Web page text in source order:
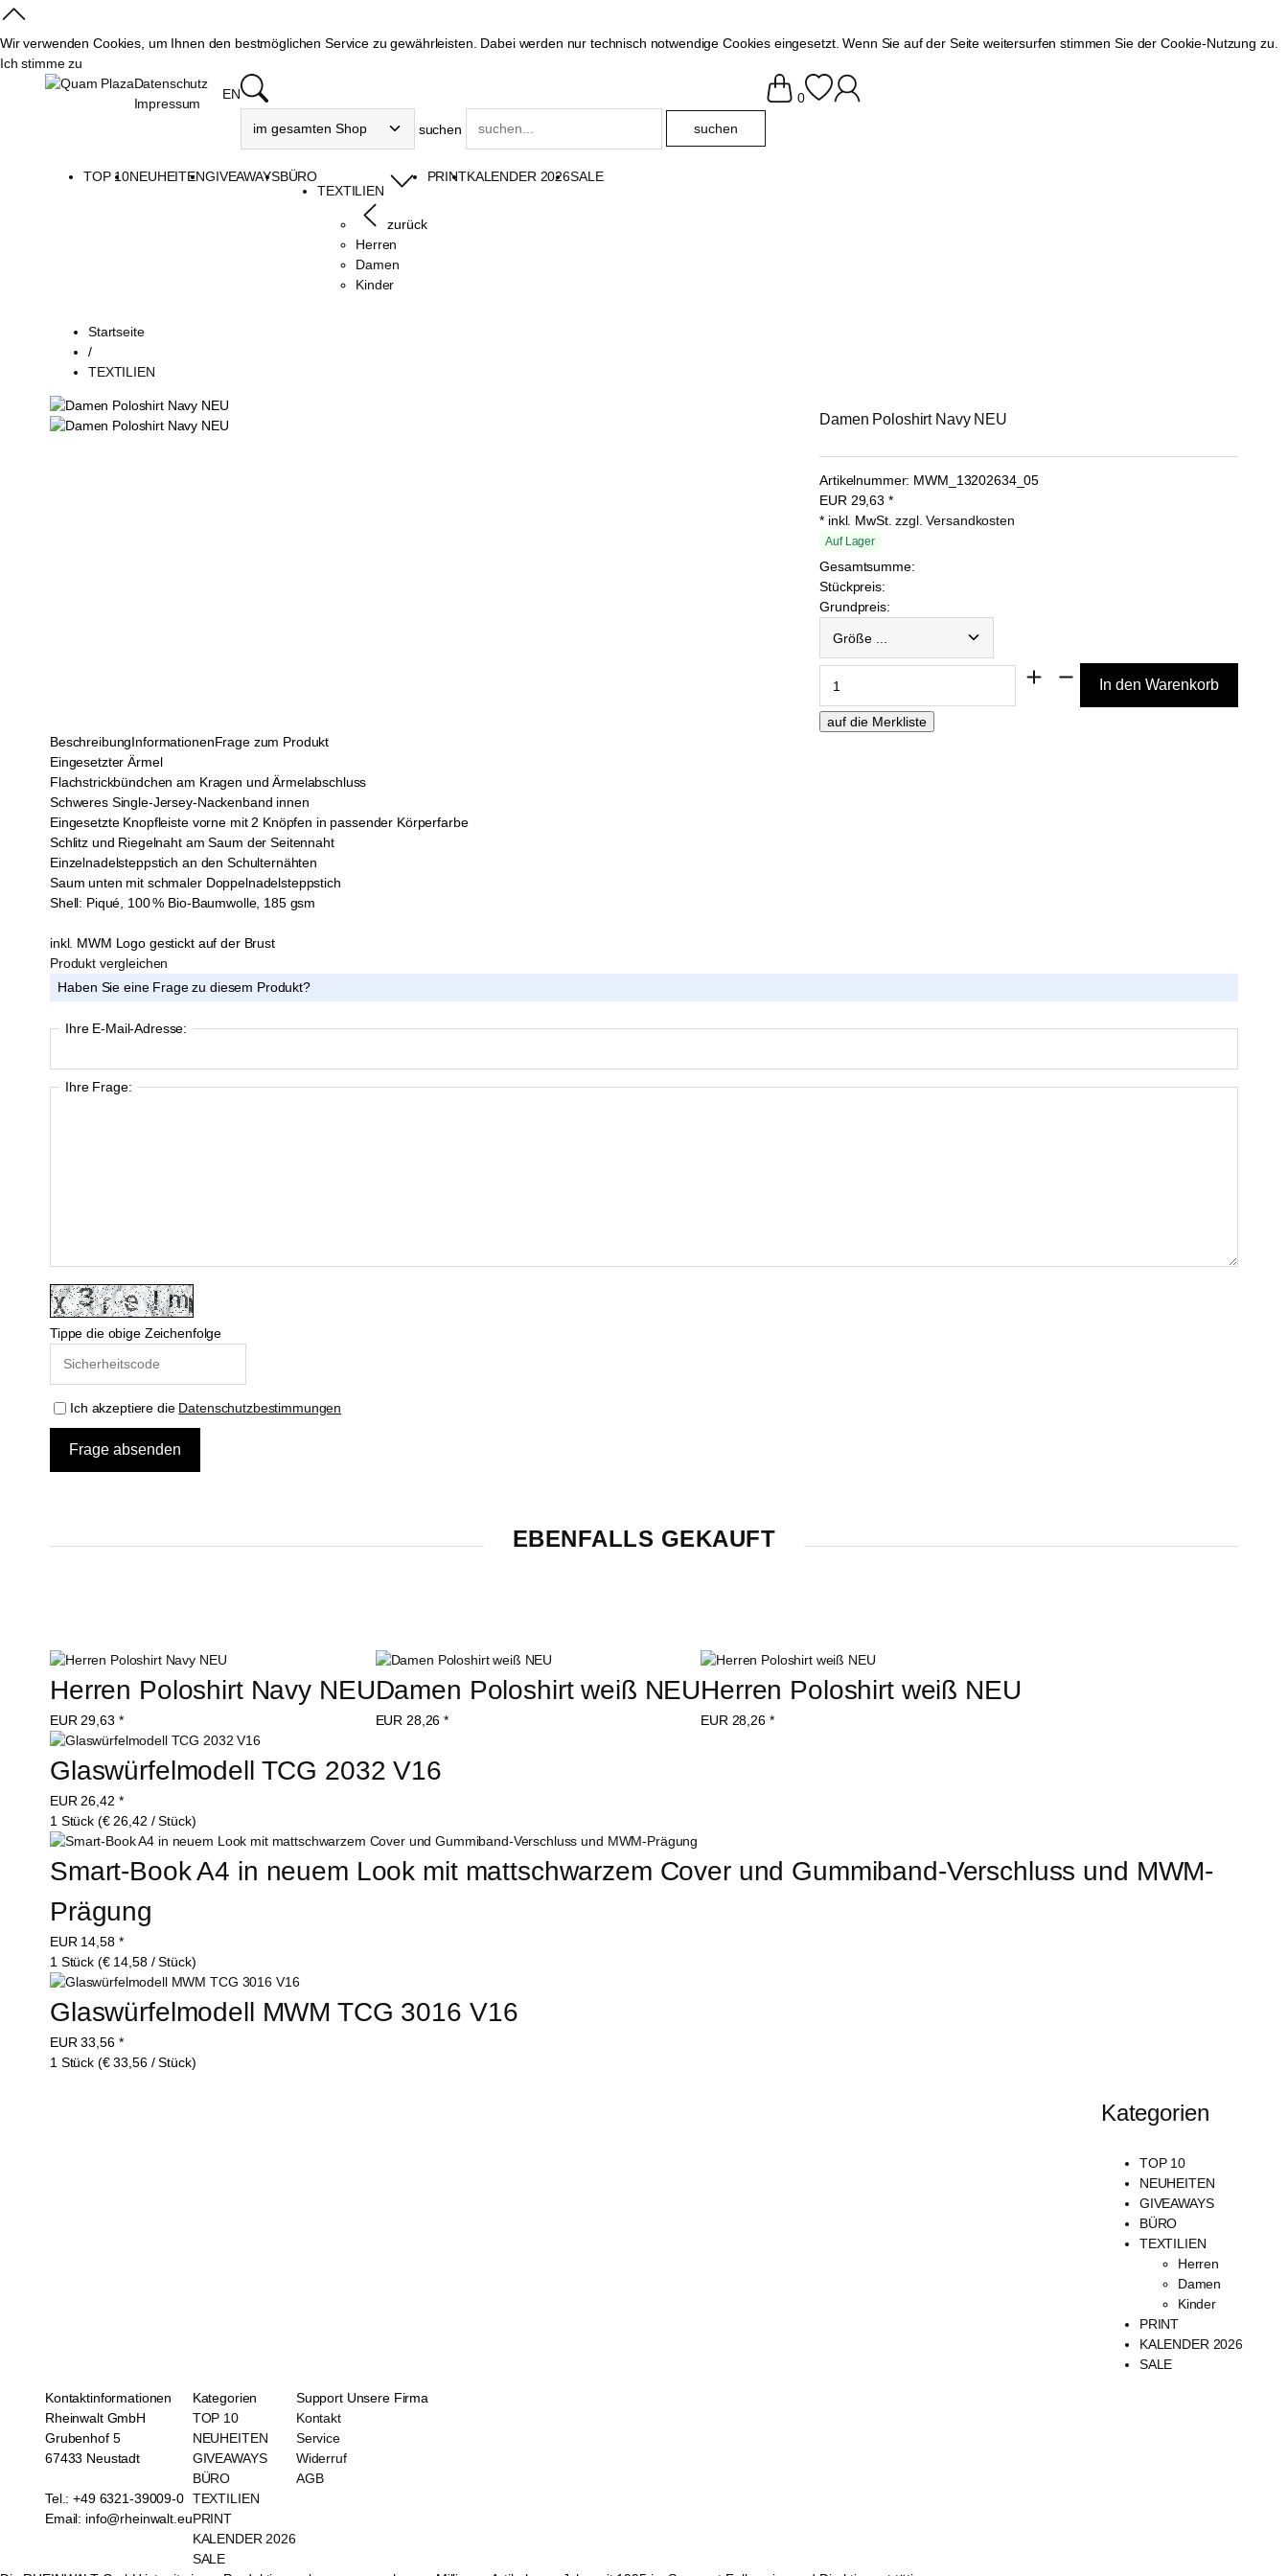
Wir verwenden Cookies, um Ihnen den bestmöglichen Service zu gewährleisten. Dabei werden nur technisch notwendige Cookies eingesetzt. Wenn Sie auf der Seite weitersurfen stimmen Sie der Cookie-Nutzung zu.
Ich stimme zu
Datenschutz
Impressum
EN
suchen
0
TOP 10NEUHEITENGIVEAWAYSBÜRO
TEXTILIEN
zurück
Herren
Damen
Kinder
PRINTKALENDER 2026SALE
Startseite
/
TEXTILIEN
Damen Poloshirt Navy NEU
Artikelnummer: MWM_13202634_05
EUR 29,63 *
* inkl. MwSt.zzgl. Versandkosten
Auf Lager
Gesamtsumme:
Stückpreis:
Grundpreis:
BeschreibungInformationenFrage zum Produkt
Eingesetzter Ärmel
Flachstrickbündchen am Kragen und Ärmelabschluss
Schweres Single-Jersey-Nackenband innen
Eingesetzte Knopfleiste vorne mit 2 Knöpfen in passender Körperfarbe
Schlitz und Riegelnaht am Saum der Seitennaht
Einzelnadelsteppstich an den Schulternähten
Saum unten mit schmaler Doppelnadelsteppstich
Shell: Piqué, 100 % Bio-Baumwolle, 185 gsm
inkl. MWM Logo gestickt auf der Brust
Produkt vergleichen
Haben Sie eine Frage zu diesem Produkt?
Ihre E-Mail-Adresse:
Ihre Frage:
Tippe die obige Zeichenfolge
Ich akzeptiere die Datenschutzbestimmungen
EBENFALLS GEKAUFT
Herren Poloshirt Navy NEU
EUR 29,63 *
Damen Poloshirt weiß NEU
EUR 28,26 *
Herren Poloshirt weiß NEU
EUR 28,26 *
Glaswürfelmodell TCG 2032 V16
EUR 26,42 *
1 Stück (€ 26,42 / Stück)
Smart-Book A4 in neuem Look mit mattschwarzem Cover und Gummiband-Verschluss und MWM-
Prägung
EUR 14,58 *
1 Stück (€ 14,58 / Stück)
Glaswürfelmodell MWM TCG 3016 V16
EUR 33,56 *
1 Stück (€ 33,56 / Stück)
Kategorien
TOP 10
NEUHEITEN
GIVEAWAYS
BÜRO
TEXTILIEN
Herren
Damen
Kinder
PRINT
KALENDER 2026
SALE
Kontaktinformationen
Rheinwalt GmbH
Grubenhof 5
67433 Neustadt
Tel.: +49 6321-39009-0
Email: info@rheinwalt.eu
Kategorien
TOP 10
NEUHEITEN
GIVEAWAYS
BÜRO
TEXTILIEN
PRINT
KALENDER 2026
SALE
Support
Kontakt
Service
Widerruf
AGB
Unsere Firma